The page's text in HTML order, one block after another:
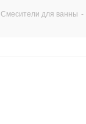
Смесители для ванны -